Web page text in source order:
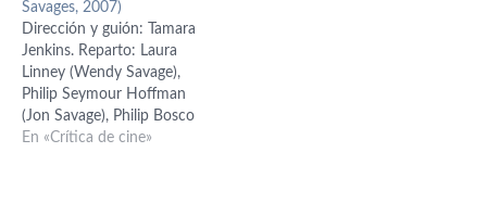
Keener (Jan Burren), Hal
Holbrook (Ron Franz),
Kristen Stewart (Tracy),
Vince Vaughn (Wayne
Westerberg), Brian Dierker
(Rainey). Guión: Sean Penn;
basado en el libro "Hacia
Savages, 2007)
Dirección y guión: Tamara
Jenkins. Reparto: Laura
Linney (Wendy Savage),
Philip Seymour Hoffman
(Jon Savage), Philip Bosco
(Lenny Savage), Cara
En «Crítica de cine»